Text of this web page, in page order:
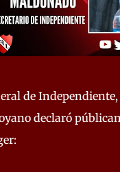
de
declaró